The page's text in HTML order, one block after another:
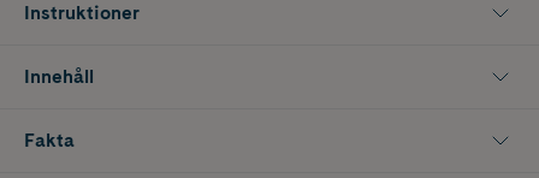
Instruktioner
Innehåll
Fakta